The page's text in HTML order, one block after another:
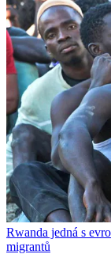
Rwanda jedná s
migrantů